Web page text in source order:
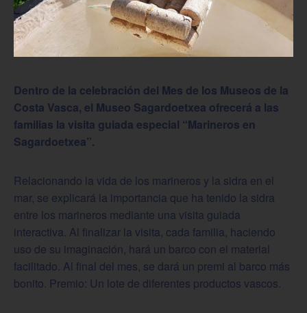
Dentro de la celebración del Mes de los Museos de la
Costa Vasca, el Museo Sagardoetxea ofrecerá a las
familias la visita guiada especial “Marineros en
Sagardoetxea”.
Relacionando la vida de los marineros y la sidra en el
mar, se explicará la importancia que ha tenido la sidra
entre los marineros mediante una visita guiada
interactiva. Al finalizar la visita, cada familia, haciendo
uso de su imaginación, hará un barco con el material
facilitado. Al final del mes, se dará un premi al barco más
bonito. Premio: Un lote de diferentes productos vascos.